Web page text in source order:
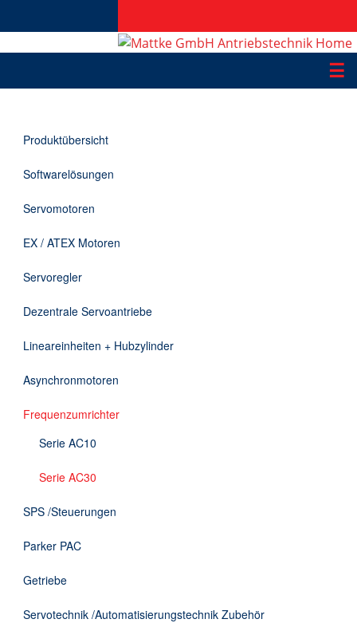
☰
Applikationen
Informationen
Downloads
Kontakt
Produktübersicht
Softwarelösungen
Servomotoren
EX / ATEX Motoren
Servoregler
Dezentrale Servoantriebe
Lineareinheiten + Hubzylinder
Asynchronmotoren
Frequenzumrichter
Serie AC10
Serie AC30
SPS /Steuerungen
Parker PAC
Getriebe
Servotechnik /Automatisierungstechnik Zubehör